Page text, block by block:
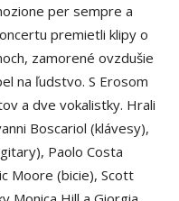
per sempre a
premietli klipy o
zamorené ovzdušie
na ľudstvo. S Erosom
a dve vokalistky. Hrali
Boscariol (klávesy),
Paolo Costa
Moore (bicie), Scott